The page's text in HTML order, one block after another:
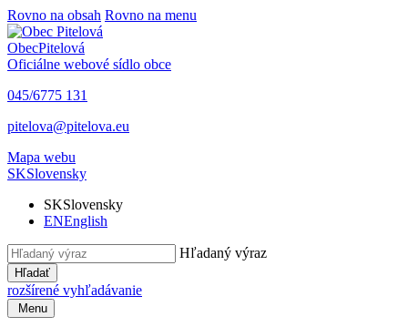
Rovno na obsah Rovno na menu
ObecPitelová
Oficiálne webové sídlo obce
045/6775 131
pitelova@pitelova.eu
Mapa webu
SKSlovensky
SKSlovensky
ENEnglish
Hľadaný výraz
Hľadať
rozšírené vyhľadávanie
Menu